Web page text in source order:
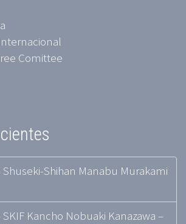
Comittee
Shihan Manabu Murakami
Kancho Nobuaki Kanazawa –